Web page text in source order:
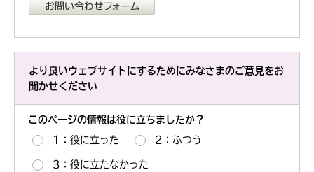
より良いウェブサイトにするためにみなさまのご意見をお
聞かせください
このページの情報は役に立ちましたか？
1：役に立った 2：ふつう
3：役に立たなかった